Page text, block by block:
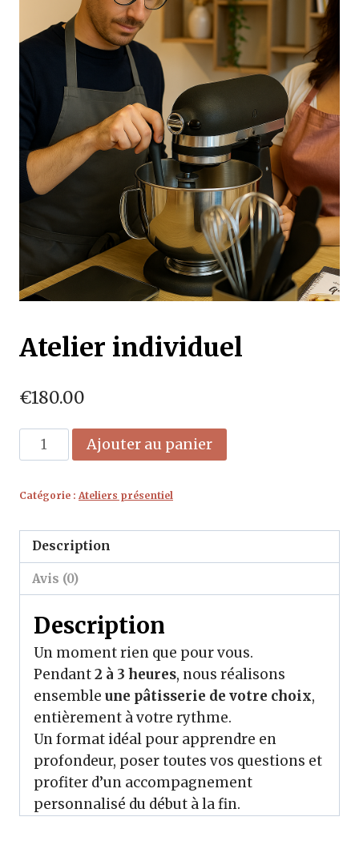
Atelier individuel
€180.00
quantité
de
individuel
Ajouter au panier
Catégorie : Ateliers présentiel
Description
Avis (0)
Description
Un moment rien que pour vous.
Pendant2 à 3 heures, nous réalisons
ensemble une pâtisserie de votre choix,
entièrement à votre rythme.
Un format idéal pour apprendre en
profondeur, poser toutes vos questions et
profiter d’un accompagnement
personnalisé du début à la fin.